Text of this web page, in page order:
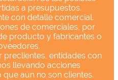
a presupuestos.
con detalle comercial.
de comerciales, por
producto y fabricantes o
preclientes, entidades con
llevando acciones
aún no son clientes.